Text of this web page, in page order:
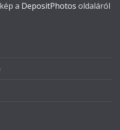
a DepositPhotos oldaláról